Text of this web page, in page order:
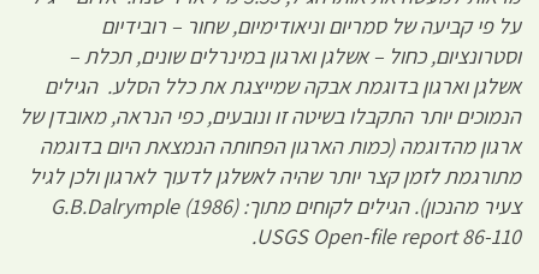
על פי קביעה של סמריום וניאודימיום, שחור – רובידיום
וסטרונציום, כחול – אשלגן וארגון במינרלים שונים, תכלת –
אשלגן וארגון בדוגמת אבקה שמייצגת את כלל הסלע. הגילים
הנמוכים יותר התקבלו בשיטה זו ונובעים, כפי הנראה, מאובדן של
ארגון מהדוגמה (כמות הארגון הפחותה הנמצאת היום בדוגמה
מתורגמת לזמן קצר יותר שהיה לאשלגן לדעוך לארגון ולכן לגיל
צעיר מהנכון). הגילים לקוחים מתוך:
G.B.Dalrymple(1986)
USGS Open-file report 86-110
.